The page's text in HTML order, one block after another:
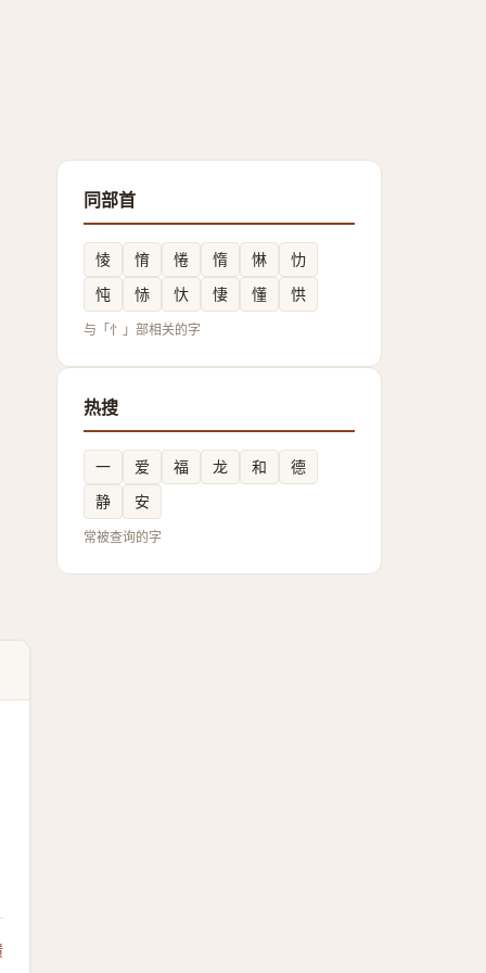
同部首
㥄 㥔 惓 惰 惏
忇
忳
㤸 忕 悽 懂 㤨
与「忄」部相关的字
热搜
一 爱 福 龙 和
德
静
安
常被查询的字